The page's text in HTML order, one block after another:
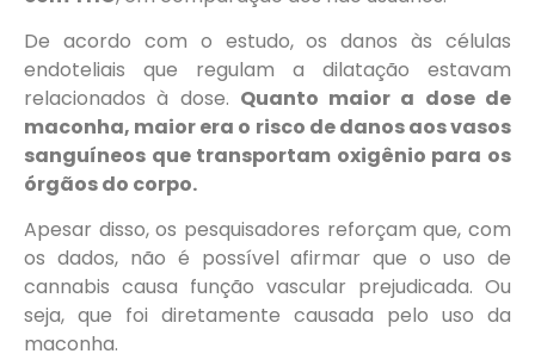
De acordo com o estudo, os danos às células
endoteliais que regulam a dilatação estavam
relacionados à dose. Quanto maior a dose de
maconha, maior era o risco de danos aos vasos
sanguíneos que transportam oxigênio para os
órgãos do corpo.
Apesar disso, os pesquisadores reforçam que, com
os dados, não é possível afirmar que o uso de
cannabis causa função vascular prejudicada. Ou
seja, que foi diretamente causada pelo uso da
maconha.